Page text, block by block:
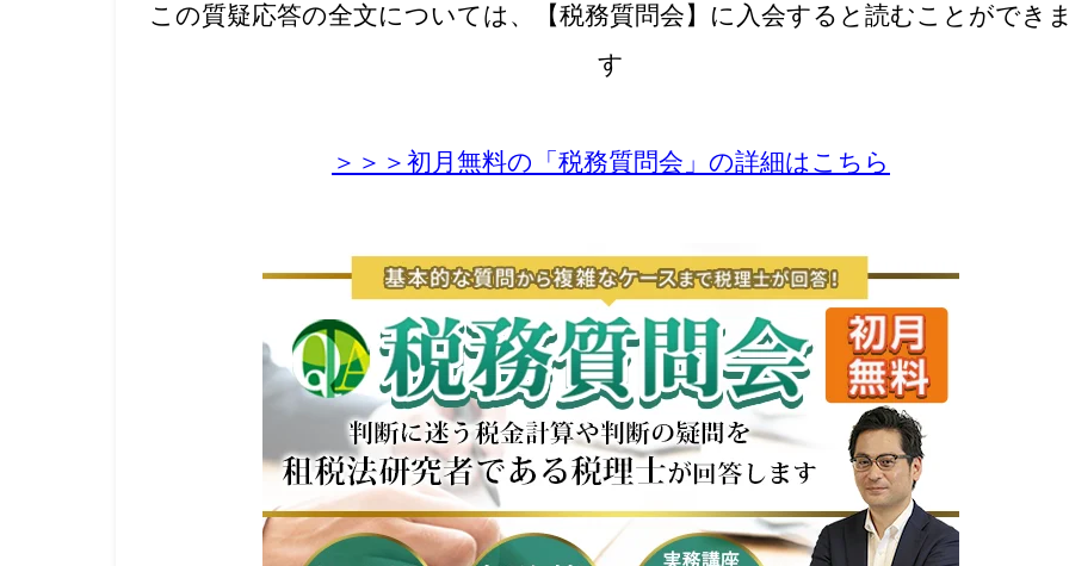
この質疑応答の全文については、【税務質問会】に入会すると読むことができ
す
＞＞＞初月無料の「税務質問会」の詳細はこちら